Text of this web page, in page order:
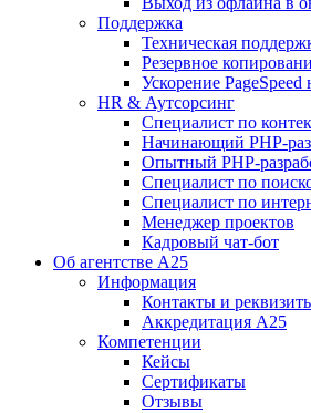
Поддержка
Техническая
Резервное
Ускорение PageSpeed
HR & Аутсорсинг
Специалист по
Начинающий PHP-
Опытный PHP-
Специалист по
Специалист по
Менеджер проектов
Кадровый чат-бот
Об агентстве А25
Информация
Контакты и
Аккредитация А25
Компетенции
Кейсы
Сертификаты
Отзывы